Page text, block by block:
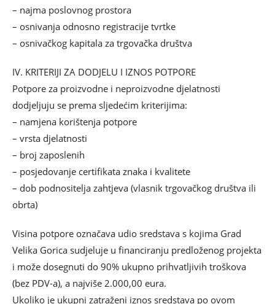
– najma poslovnog prostora
– osnivanja odnosno registracije tvrtke
– osnivačkog kapitala za trgovačka društva
IV. KRITERIJI ZA DODJELU I IZNOS POTPORE
Potpore za proizvodne i neproizvodne djelatnosti
dodjeljuju se prema sljedećim kriterijima:
– namjena korištenja potpore
– vrsta djelatnosti
– broj zaposlenih
– posjedovanje certifikata znaka i kvalitete
– dob podnositelja zahtjeva (vlasnik trgovačkog društva ili
obrta)
Visina potpore označava udio sredstava s kojima Grad
Velika Gorica sudjeluje u financiranju predloženog projekta
i može dosegnuti do 90% ukupno prihvatljivih troškova
(bez PDV-a), a najviše 2.000,00 eura.
Ukoliko je ukupni zatraženi iznos sredstava po ovom